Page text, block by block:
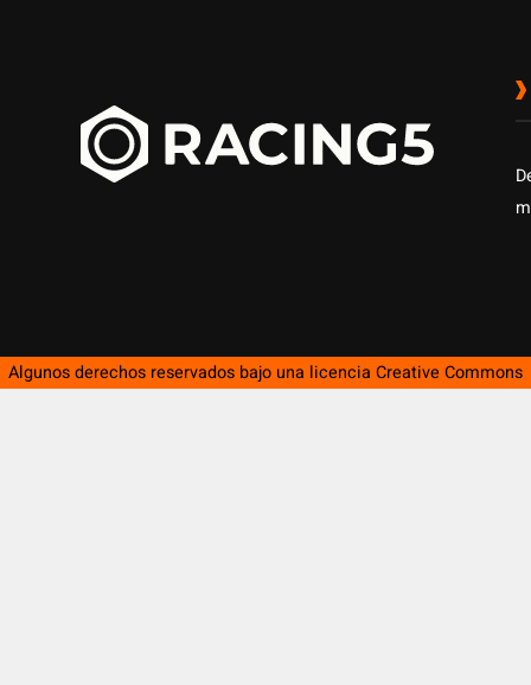
Algunos derechos reservados bajo una licencia Creative Commons